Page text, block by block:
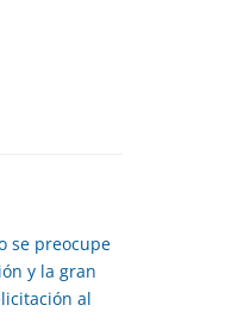
se preocupe
y la gran
al